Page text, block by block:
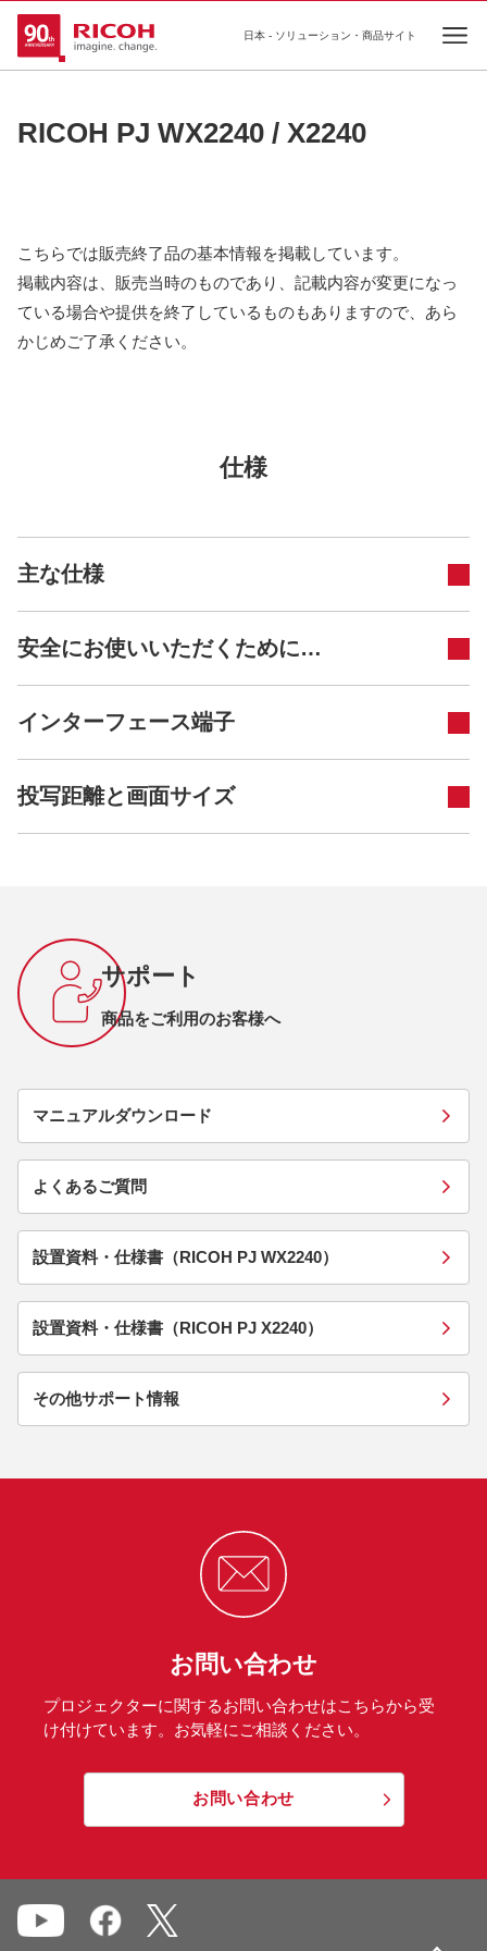
日本 - ソリューション・商品サイト
RICOH PJ WX2240 / X2240
こちらでは販売終了品の基本情報を掲載しています。
掲載内容は、販売当時のものであり、記載内容が変更になっ
ている場合や提供を終了しているものもありますので、あら
かじめご了承ください。
仕様
主な仕様
安全にお使いいただくために…
インターフェース端子
投写距離と画面サイズ
サポート
商品をご利用のお客様へ
マニュアルダウンロード
よくあるご質問
設置資料・仕様書（RICOH PJ WX2240）
設置資料・仕様書（RICOH PJ X2240）
その他サポート情報
お問い合わせ
プロジェクターに関するお問い合わせはこちらから受
け付けています。お気軽にご相談ください。
お問い合わせ